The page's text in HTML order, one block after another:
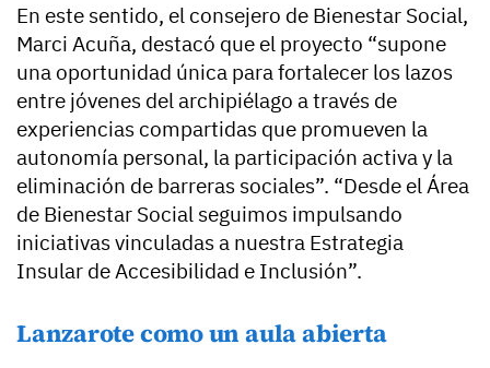
En este sentido, el consejero de Bienestar Social,
Marci Acuña, destacó que el proyecto “supone
una oportunidad única para fortalecer los lazos
entre jóvenes del archipiélago a través de
experiencias compartidas que promueven la
autonomía personal, la participación activa y la
eliminación de barreras sociales”. “Desde el Área
de Bienestar Social seguimos impulsando
iniciativas vinculadas a nuestra Estrategia
Insular de Accesibilidad e Inclusión”.
Lanzarote como un aula abierta